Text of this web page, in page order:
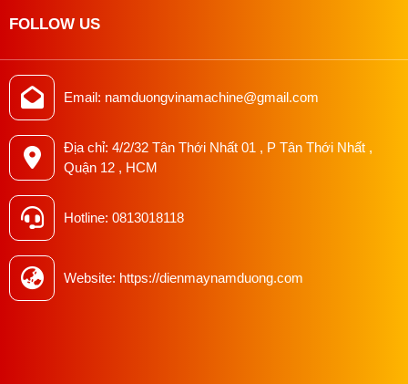
FOLLOW US
Email: namduongvinamachine@gmail.com
Địa chỉ: 4/2/32 Tân Thới Nhất 01 , P Tân Thới Nhất ,
Quận 12 , HCM
Hotline: 0813018118
Website: https://dienmaynamduong.com